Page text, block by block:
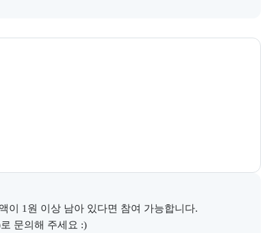
과정 안내와 고용24 참고 링크를 함께 제공한다.
이 1원 이상 남아 있다면 참여 가능합니다.
문의해 주세요 :)